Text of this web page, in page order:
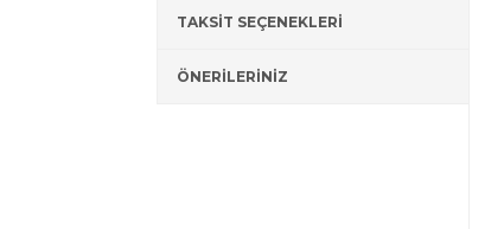
TAKSİT SEÇENEKLERİ
ÖNERİLERİNİZ